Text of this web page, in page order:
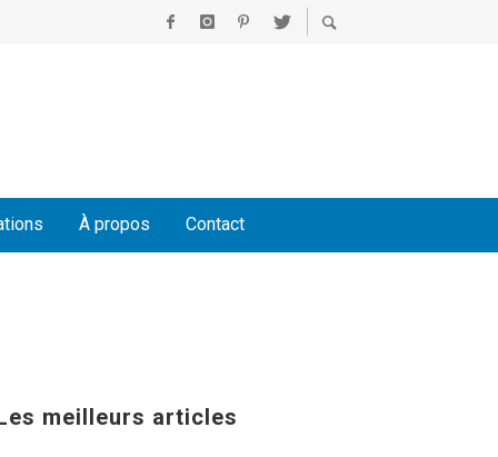
À propos Contact
meilleurs articles